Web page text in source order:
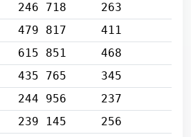
246 718
263
479 817
411
615 851
468
435 765
345
244 956
237
239 145
256